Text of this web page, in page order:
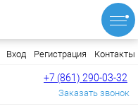
Вход Регистрация Контакты
+7 (861) 290-03-32
Заказать звонок